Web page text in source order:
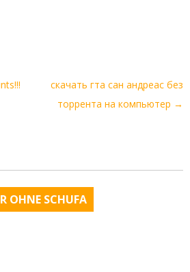
скачать гта сан андреас без
торрента на компьютер →
OHNE SCHUFA